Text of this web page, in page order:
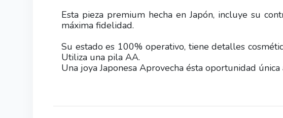
Esta pieza premium hecha en Japón, incluye su
máxima fidelidad.
Su estado es 100% operativo, tiene detalles
Utiliza una pila AA.
Una joya Japonesa Aprovecha ésta oportunidad